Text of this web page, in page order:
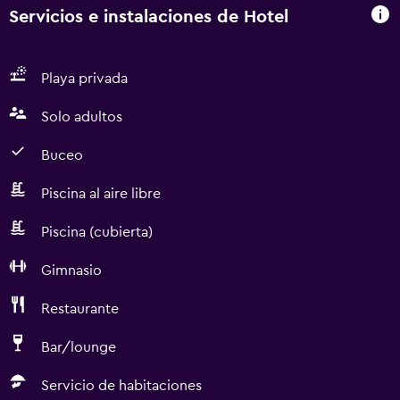
Servicios e instalaciones de Hotel
Playa privada
Solo adultos
Buceo
Piscina al aire libre
Piscina (cubierta)
Gimnasio
Restaurante
Bar/lounge
Servicio de habitaciones